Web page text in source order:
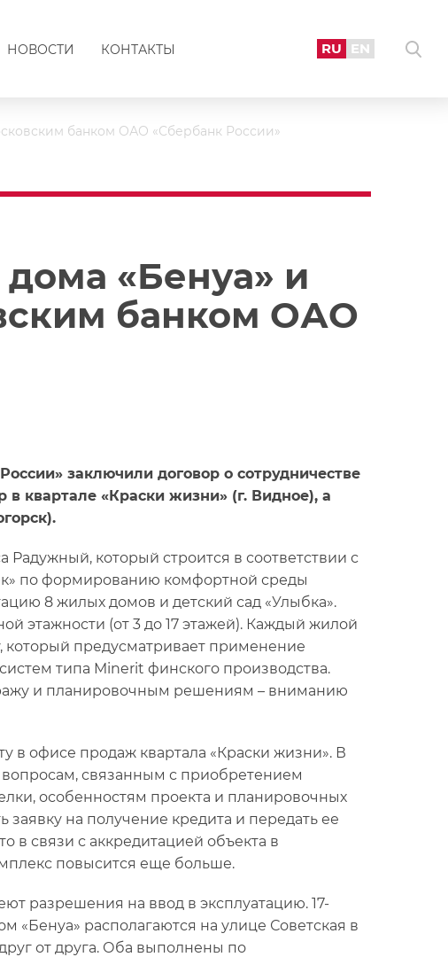
НОВОСТИ КОНТАКТЫ RU EN
банком ОАО «Сбербанк России»
«Бенуа» и
банком ОАО
заключили договор о сотрудничестве
квартале «Краски жизни» (г. Видное), а
Радужный, который строится в соответствии с
по формированию комфортной среды
8 жилых домов и детский сад «Улыбка».
этажности (от 3 до 17 этажей). Каждый жилой
который предусматривает применение
типа Minerit финского производства.
и планировочным решениям – вниманию
в офисе продаж квартала «Краски жизни». В
связанным с приобретением
особенностям проекта и планировочных
на получение кредита и передать ее
в связи с аккредитацией объекта в
повысится еще больше.
разрешения на ввод в эксплуатацию. 17-
«Бенуа» располагаются на улице Советская в
от друга. Оба выполнены по